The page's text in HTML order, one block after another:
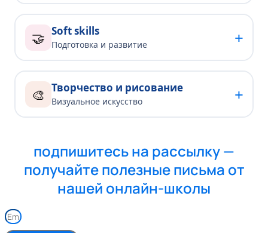
🤝 Soft skills
Подготовка и развитие +
🎨 Творчество и рисование
Визуальное искусство +
подпишитесь на рассылку —
получайте полезные письма от
нашей онлайн-школы